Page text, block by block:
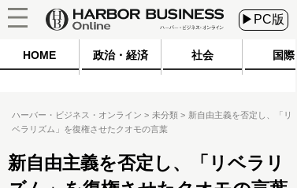
▶PC版
HOME 政治・経済 社会 国際
ハーバー・ビジネス・オンライン 未分類
新自由主義を否定し、「リ
ベラリズム」を復権させたクオモの言葉
新自由主義を否定し、「リベラリ